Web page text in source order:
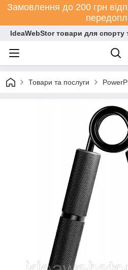
Замовлення до 200 грн
IdeaWebStor товари для спорту
Товари та послуги